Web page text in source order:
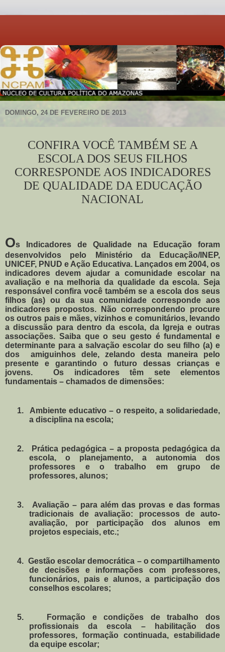
DOMINGO, 24 DE FEVEREIRO DE 2013
CONFIRA VOCÊ TAMBÉM SE A
ESCOLA DOS SEUS FILHOS
CORRESPONDE AOS INDICADORES
DE QUALIDADE DA EDUCAÇÃO
NACIONAL
Os Indicadores de Qualidade na Educação foram
desenvolvidos pelo Ministério da Educação/INEP,
UNICEF, PNUD e Ação Educativa. Lançados em 2004, os
indicadores devem ajudar a comunidade escolar na
avaliação e na melhoria da qualidade da escola. Seja
responsável confira você também se a escola dos seus
filhos (as) ou da sua comunidade corresponde aos
indicadores propostos. Não correspondendo procure
os outros pais e mães, vizinhos e comunitários, levando
a discussão para dentro da escola, da Igreja e outras
associações. Saiba que o seu gesto é fundamental e
determinante para a salvação escolar do seu filho (a) e
dos
amiguinhos dele, zelando desta maneira pelo
presente e garantindo o futuro dessas crianças e
jovens.
Os indicadores têm sete elementos
fundamentais – chamados de dimensões:
1.
Ambiente educativo – o respeito, a solidariedade,
a disciplina na escola;
2.
Prática pedagógica – a proposta pedagógica da
escola, o planejamento, a autonomia dos
professores e o trabalho em grupo de
professores, alunos;
3.
Avaliação – para além das provas e das formas
tradicionais de avaliação: processos de auto-
avaliação, por participação dos alunos em
projetos especiais, etc.;
4. Gestão escolar democrática – o compartilhamento
de decisões e informações com professores,
funcionários, pais e alunos, a participação dos
conselhos escolares;
5.
Formação e condições de trabalho dos
profissionais da escola – habilitação dos
professores, formação continuada, estabilidade
da equipe escolar;